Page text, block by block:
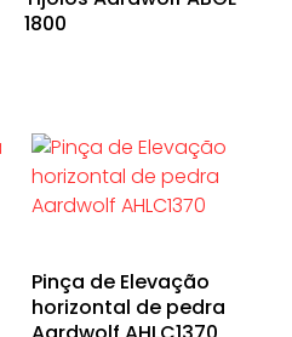
1800
Pinça de Elevação
horizontal de pedra